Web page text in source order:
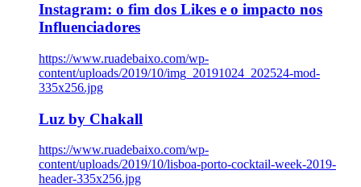
Instagram: o fim dos Likes e o impacto nos
Influenciadores
https://www.ruadebaixo.com/wp-
content/uploads/2019/10/img_20191024_202524-mod-
335x256.jpg
Luz by Chakall
https://www.ruadebaixo.com/wp-
content/uploads/2019/10/lisboa-porto-cocktail-week-2019-
header-335x256.jpg